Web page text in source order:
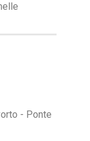
- Ponte